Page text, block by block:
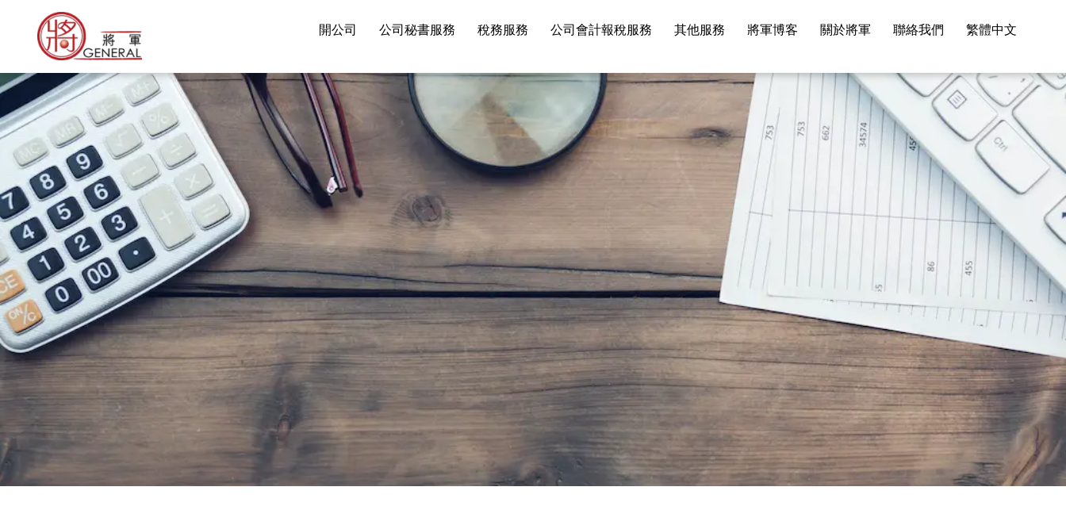
要
內
容
開公司 公司秘書服務 稅務服務 公司會計報稅服務 其他服務 將軍博客 關於將軍 聯絡我們 繁體中文